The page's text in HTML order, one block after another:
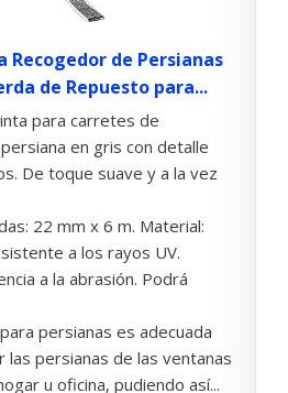
Recogedor de Persianas
de Repuesto para...
para carretes de
en gris con detalle
De toque suave y a la vez
22 mm x 6 m. Material:
a los rayos UV.
a la abrasión. Podrá
persianas es adecuada
las persianas de las ventanas
u oficina, pudiendo así...